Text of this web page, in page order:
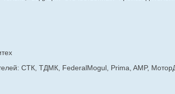
СТК, ТДМК, FederalMogul, Prima, AMP,